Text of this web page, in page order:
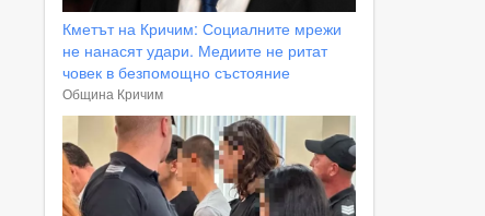
Кметът на Кричим: Социалните мрежи
не нанасят удари. Медиите не ритат
човек в безпомощно състояние
Община Кричим